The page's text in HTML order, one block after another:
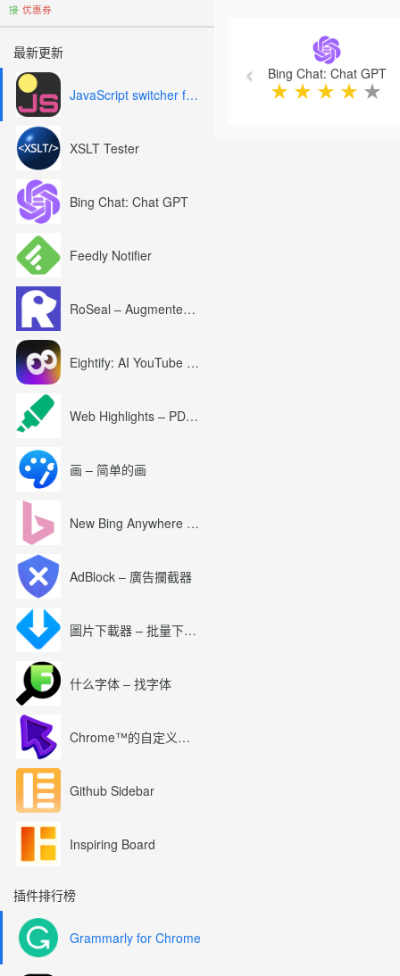
接 优惠券
最新更新
JavaScript switcher for SEO and development
XSLT Tester
Bing Chat: Chat GPT
Feedly Notifier
RoSeal – Augmented Roblox Experience
Eightify: AI YouTube Summary with ChatGPT
Web Highlights – PDF & Web Highlighter
画 – 简单的画
New Bing Anywhere (Bing Chat GPT-4)
AdBlock – 廣告攔截器
圖片下載器 – 批量下載圖片
什么字体 – 找字体
Chrome™的自定义光标
Github Sidebar
Inspiring Board
插件排行榜
Grammarly for Chrome
Bing Chat: Chat GPT
★ ★ ★ ★ ★